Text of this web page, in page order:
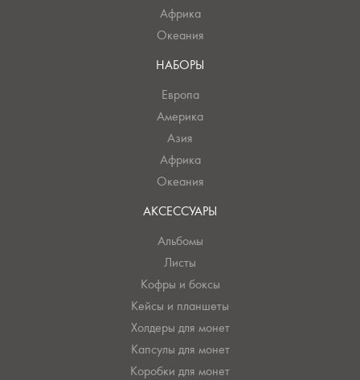
Африка
Океания
НАБОРЫ
Европа
Америка
Азия
Африка
Океания
АКСЕССУАРЫ
Альбомы
Листы
Кофры и боксы
Кейсы и планшеты
Холдеры для монет
Капсулы для монет
Коробки для монет